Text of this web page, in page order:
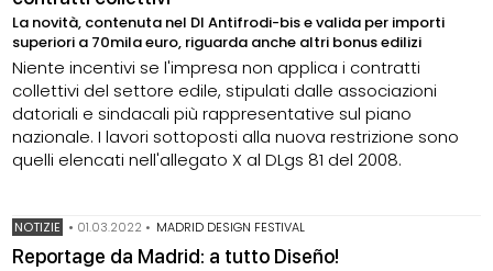
La novità, contenuta nel Dl Antifrodi-bis e valida per importi
superiori a 70mila euro, riguarda anche altri bonus edilizi
Niente incentivi se l'impresa non applica i contratti
collettivi del settore edile, stipulati dalle associazioni
datoriali e sindacali più rappresentative sul piano
nazionale. I lavori sottoposti alla nuova restrizione sono
quelli elencati nell'allegato X al DLgs 81 del 2008.
NOTIZIE • 01.03.2022 • MADRID DESIGN FESTIVAL
Reportage da Madrid: a tutto Diseño!